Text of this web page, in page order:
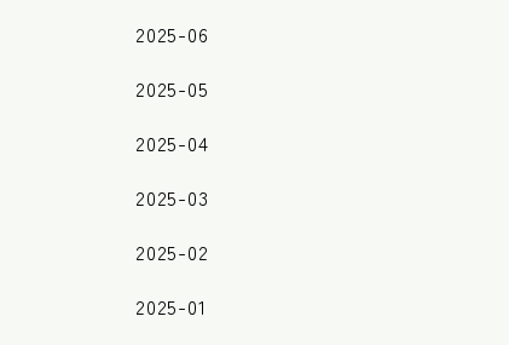
2025-06
2025-05
2025-04
2025-03
2025-02
2025-01